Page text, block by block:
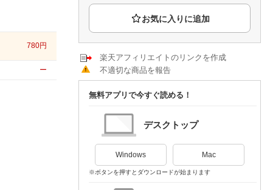
楽天チケット
エンタメニュース
推し楽
780円
ー
楽天アフィリエイトのリンクを作成
不適切な商品を報告
無料アプリで今すぐ読める！
デスクトップ
Windows Mac
※ボタンを押すとダウンロードが始まります